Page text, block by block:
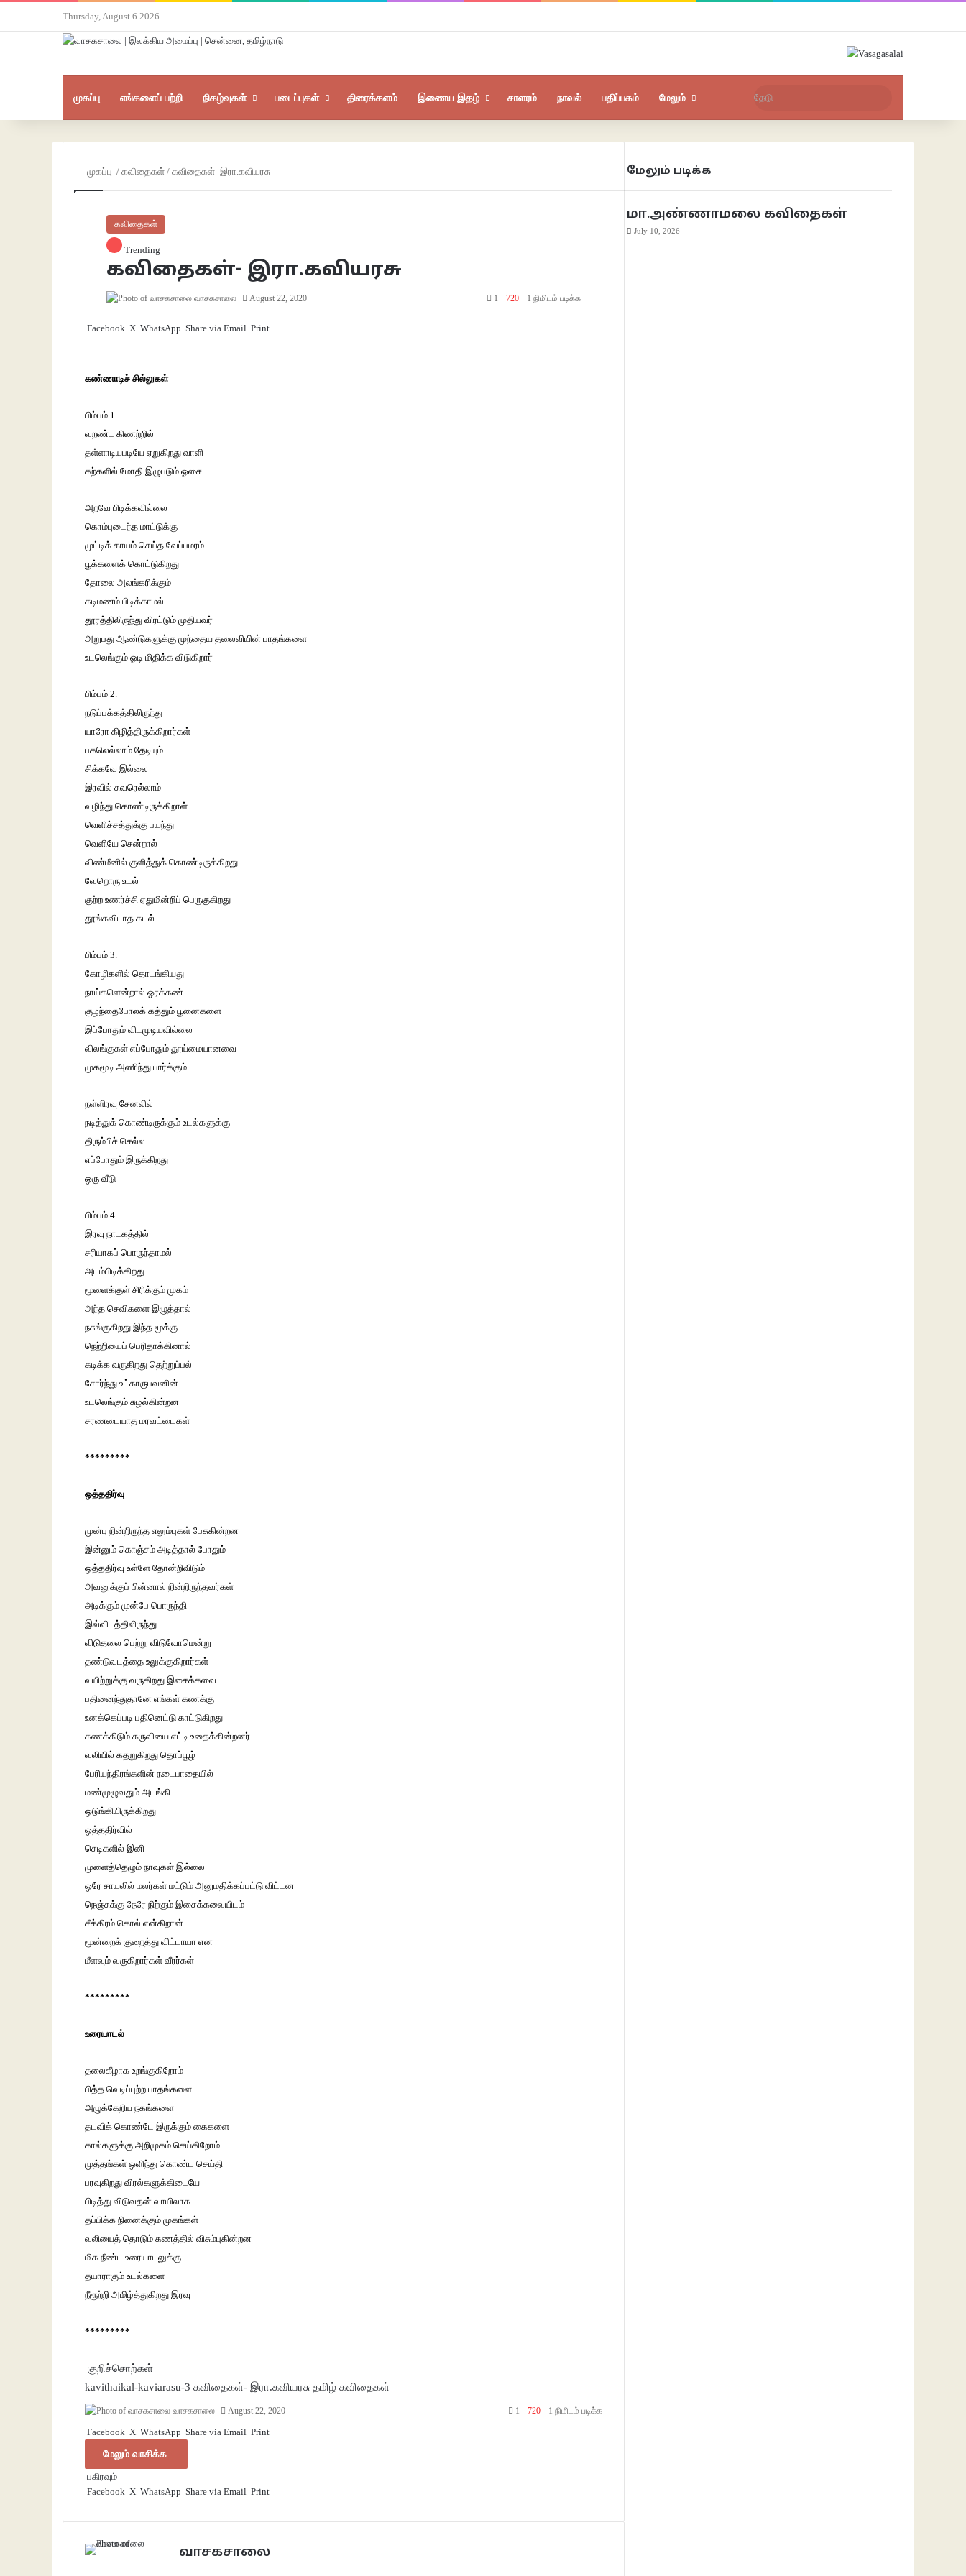
Thursday, August 6 2026
முகப்பு எங்களைப் பற்றி நிகழ்வுகள் படைப்புகள் திரைக்களம் இணைய இதழ் சாளரம் நாவல் பதிப்பகம் மேலும்
முகப்பு / கவிதைகள் / கவிதைகள்- இரா.கவியரசு
கவிதைகள்
Trending
கவிதைகள்- இரா.கவியரசு
வாசகசாலை August 22, 2020 1 720 1 நிமிடம் படிக்க
Facebook X WhatsApp Share via Email Print
கண்ணாடிச் சில்லுகள்
பிம்பம் 1.
வறண்ட கிணற்றில்
தள்ளாடியபடியே ஏறுகிறது வாளி
கற்களில் மோதி இழுபடும் ஓசை
அறவே பிடிக்கவில்லை
கொம்புடைந்த மாட்டுக்கு
முட்டிக் காயம் செய்த வேப்பமரம்
பூக்களைக் கொட்டுகிறது
தோலை அலங்கரிக்கும்
கடிமணம் பிடிக்காமல்
தூரத்திலிருந்து விரட்டும் முதியவர்
அறுபது ஆண்டுகளுக்கு முந்தைய தலைவியின் பாதங்களை
உடலெங்கும் ஓடி மிதிக்க விடுகிறார்
பிம்பம் 2.
நடுப்பக்கத்திலிருந்து
யாரோ கிழித்திருக்கிறார்கள்
பகலெல்லாம் தேடியும்
சிக்கவே இல்லை
இரவில் சுவரெல்லாம்
வழிந்து கொண்டிருக்கிறாள்
வெளிச்சத்துக்கு பயந்து
வெளியே சென்றால்
விண்மீனில் குளித்துக் கொண்டிருக்கிறது
வேறொரு உடல்
குற்ற உணர்ச்சி ஏதுமின்றிப் பெருகுகிறது
தூங்கவிடாத கடல்
பிம்பம் 3.
கோழிகளில் தொடங்கியது
நாய்களென்றால் ஓரக்கண்
குழந்தைபோலக் கத்தும் பூனைகளை
இப்போதும் விடமுடியவில்லை
விலங்குகள் எப்போதும் தூய்மையானவை
முகமூடி அணிந்து பார்க்கும்
நள்ளிரவு சேனலில்
நடித்துக் கொண்டிருக்கும் உடல்களுக்கு
திரும்பிச் செல்ல
எப்போதும் இருக்கிறது
ஒரு வீடு
பிம்பம் 4.
இரவு நாடகத்தில்
சரியாகப் பொருந்தாமல்
அடம்பிடிக்கிறது
மூளைக்குள் சிரிக்கும் முகம்
அந்த செவிகளை இழுத்தால்
நசுங்குகிறது இந்த மூக்கு
நெற்றியைப் பெரிதாக்கினால்
கடிக்க வருகிறது தெற்றுப்பல்
சோர்ந்து உட்காருபவனின்
உடலெங்கும் சுழல்கின்றன
சரணடையாத மரவட்டைகள்
*********
ஒத்ததிர்வு
முன்பு நின்றிருந்த எலும்புகள் பேசுகின்றன
இன்னும் கொஞ்சம் அடித்தால் போதும்
ஒத்ததிர்வு உள்ளே தோன்றிவிடும்
அவனுக்குப் பின்னால் நின்றிருந்தவர்கள்
அடிக்கும் முன்பே பொருந்தி
இவ்விடத்திலிருந்து
விடுதலை பெற்று விடுவோமென்று
தண்டுவடத்தை உலுக்குகிறார்கள்
வயிற்றுக்கு வருகிறது இசைக்கவை
பதினைந்துதானே எங்கள் கணக்கு
உனக்கெப்படி பதினெட்டு காட்டுகிறது
கணக்கிடும் கருவியை எட்டி உதைக்கின்றனர்
வலியில் கதறுகிறது தொப்பூழ்
பேரியந்திரங்களின் நடைபாதையில்
மண்முழுவதும் அடங்கி
ஒடுங்கியிருக்கிறது
ஒத்ததிர்வில்
செடிகளில் இனி
முளைத்தெழும் நாவுகள் இல்லை
ஒரே சாயலில் மலர்கள் மட்டும் அனுமதிக்கப்பட்டு விட்டன
நெஞ்சுக்கு நேரே நிற்கும் இசைக்கவையிடம்
சீக்கிரம் கொல் என்கிறான்
மூன்றைக் குறைத்து விட்டாயா என
மீளவும் வருகிறார்கள் வீரர்கள்
*********
உரையாடல்
தலைகீழாக உறங்குகிறோம்
பித்த வெடிப்புற்ற பாதங்களை
அழுக்கேறிய நகங்களை
தடவிக் கொண்டே இருக்கும் கைகளை
கால்களுக்கு அறிமுகம் செய்கிறோம்
முத்தங்கள் ஒளிந்து கொண்ட செய்தி
பரவுகிறது விரல்களுக்கிடையே
பிடித்து விடுவதன் வாயிலாக
தப்பிக்க நினைக்கும் முகங்கள்
வலியைத் தொடும் கணத்தில் விசும்புகின்றன
மிக நீண்ட உரையாடலுக்கு
தயாராகும் உடல்களை
நீரூற்றி அமிழ்த்துகிறது இரவு
*********
குறிச்சொற்கள்
kavithaikal-kaviarasu-3 கவிதைகள்- இரா.கவியரசு தமிழ் கவிதைகள்
வாசகசாலை August 22, 2020 1 720 1 நிமிடம் படிக்க
Facebook X WhatsApp Share via Email Print
மேலும் வாசிக்க
பகிரவும்
Facebook X WhatsApp Share via Email Print
வாசகசாலை
மேலும் படிக்க
மா.அண்ணாமலை கவிதைகள்
July 10, 2026